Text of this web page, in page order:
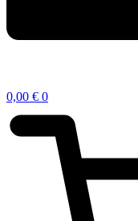
0,00 € 0